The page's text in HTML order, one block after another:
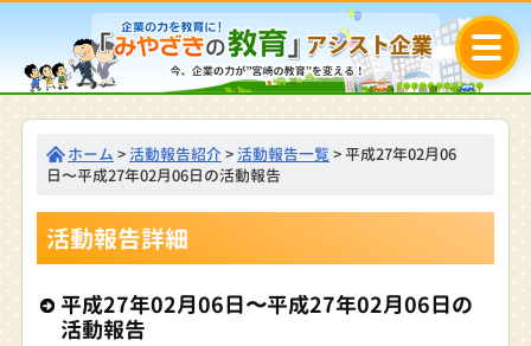
ホーム > 活動報告紹介 > 活動報告一覧> 平成27年02月06
日〜平成27年02月06日の活動報告
活動報告詳細
平成27年02月06日〜平成27年02月06日の
活動報告